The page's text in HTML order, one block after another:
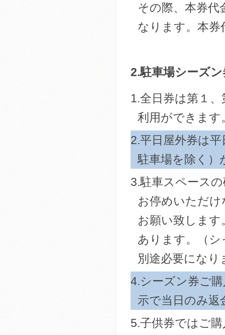
その際、本券代
なります。本
2.駐車場シーズ
1.全日券は第１
利用ができます
2.平日屋外券は
駐車場を除く）
3.駐車スペース
お停めいただ
お願い致しま
あります。（
別途必要になり
4.シーズン券ご
示で当日のみ返
5.子供券ではご